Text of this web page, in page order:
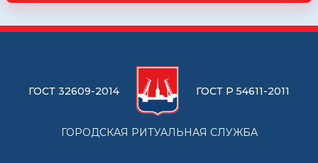
ГОСТ 32609-2014 ГОСТ Р 54611-2011
ГОРОДСКАЯ РИТУАЛЬНАЯ СЛУЖБА